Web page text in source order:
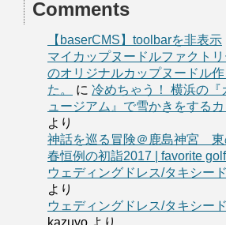
Comments
【baserCMS】toolbarを非表示
マイカップヌードルファクト
のオリジナルカップヌードル
た。
に 冷めちゃう！ 横浜の『
ュージアム』で雪かきをする
より
神話を巡る冒険＠鹿島神宮 東
春恒例の初詣2017 | favorite
ウェディングドレス/タキシー
より
ウェディングドレス/タキシー
kazuyo より